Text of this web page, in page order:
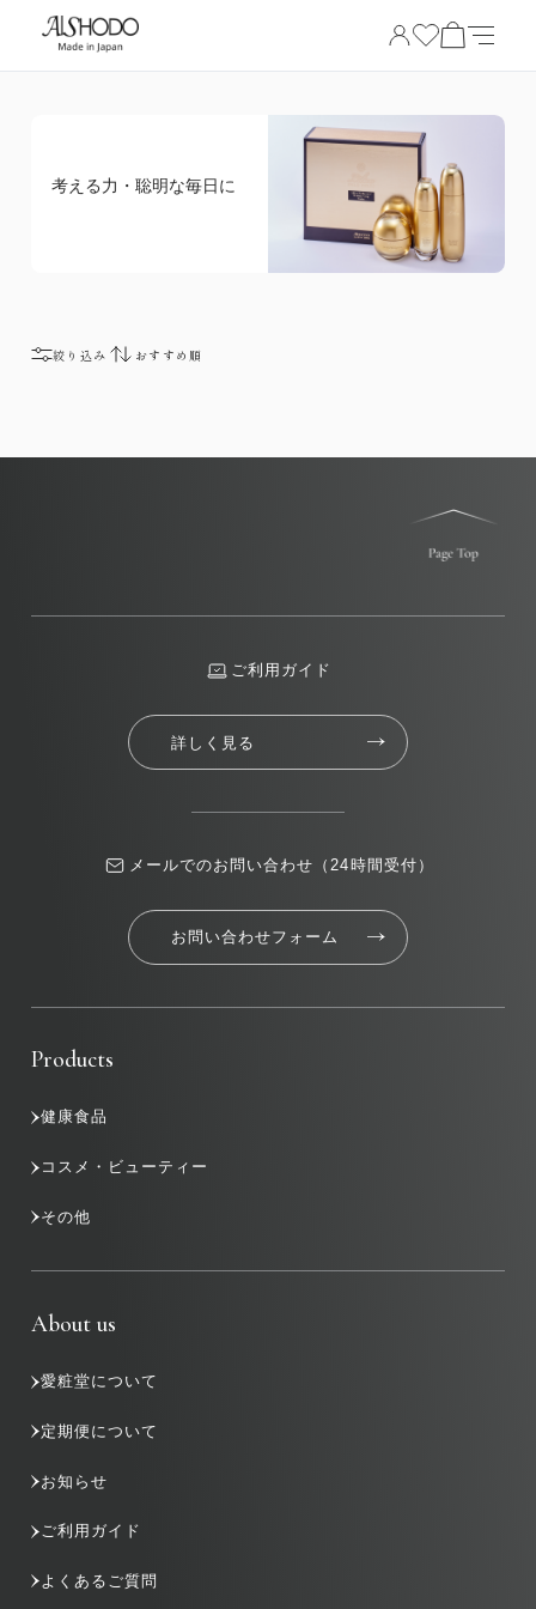
考える力・聡明な毎日に
絞り込み
ご利用ガイド
詳しく見る
メールでのお問い合わせ（24時間受付）
お問い合わせフォーム
Products
健康食品
コスメ・ビューティー
その他
About us
愛粧堂について
定期便について
お知らせ
ご利用ガイド
よくあるご質問